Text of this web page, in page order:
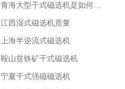
青海大型干式磁选机是如何选矿的
江西湿式磁选机质量
上海半逆流式磁选机
鞍山贫铁矿干式磁选机
宁夏干式强磁磁选机